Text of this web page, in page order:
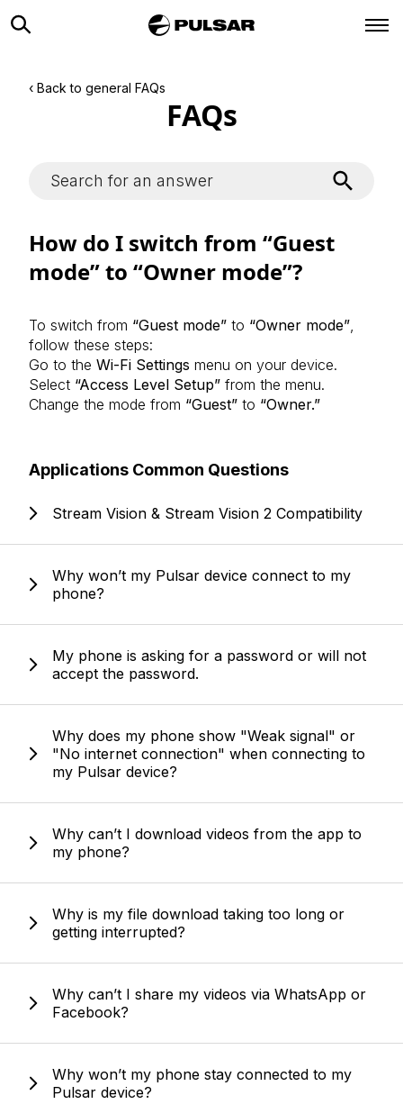
‹ Back to general FAQs
FAQs
How do I switch from “Guest
mode” to “Owner mode”?
To switch from “Guest mode” to “Owner mode”,
follow these steps:
Go to the Wi-Fi Settings menu on your device.
Select “Access Level Setup” from the menu.
Change the mode from “Guest” to “Owner.”
Applications Common Questions
Stream Vision & Stream Vision 2 Compatibility
Why won’t my Pulsar device connect to my
phone?
My phone is asking for a password or will not
accept the password.
Why does my phone show "Weak signal" or
"No internet connection" when connecting to
my Pulsar device?
Why can’t I download videos from the app to
my phone?
Why is my file download taking too long or
getting interrupted?
Why can’t I share my videos via WhatsApp or
Facebook?
Why won’t my phone stay connected to my
Pulsar device?